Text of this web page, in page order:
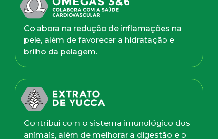
Colabora na redução de inflamações na
pele, além de favorecer a hidratação e
brilho da pelagem.
Contribui com o sistema imunológico dos
animais, além de melhorar a digestão e o